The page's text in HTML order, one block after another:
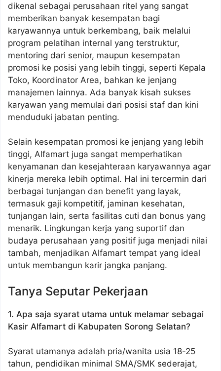
dikenal sebagai perusahaan ritel yang sangat
memberikan banyak kesempatan bagi
karyawannya untuk berkembang, baik melalui
program pelatihan internal yang terstruktur,
mentoring dari senior, maupun kesempatan
promosi ke posisi yang lebih tinggi, seperti Kepala
Toko, Koordinator Area, bahkan ke jenjang
manajemen lainnya. Ada banyak kisah sukses
karyawan yang memulai dari posisi staf dan kini
menduduki jabatan penting.
Selain kesempatan promosi ke jenjang yang lebih
tinggi, Alfamart juga sangat memperhatikan
kenyamanan dan kesejahteraan karyawannya agar
kinerja mereka lebih optimal. Hal ini tercermin dari
berbagai tunjangan dan benefit yang layak,
termasuk gaji kompetitif, jaminan kesehatan,
tunjangan lain, serta fasilitas cuti dan bonus yang
menarik. Lingkungan kerja yang suportif dan
budaya perusahaan yang positif juga menjadi nilai
tambah, menjadikan Alfamart tempat yang ideal
untuk membangun karir jangka panjang.
Tanya Seputar Pekerjaan
1. Apa saja syarat utama untuk melamar sebagai
Kasir Alfamart di Kabupaten Sorong Selatan?
Syarat utamanya adalah pria/wanita usia 18-25
tahun, pendidikan minimal SMA/SMK sederajat,